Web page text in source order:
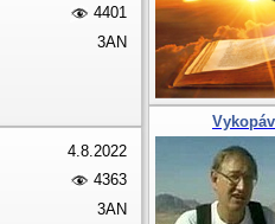
4401
3AN
4.8.2022
4363
3AN